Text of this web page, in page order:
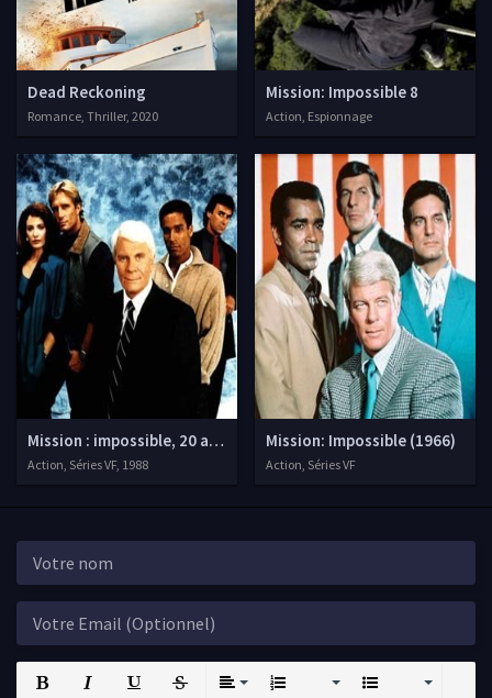
Dead Reckoning
Romance, Thriller, 2020
Mission: Impossible 8
Action, Espionnage
Mission : impossible, 20 ans après
Action, Séries VF, 1988
Mission: Impossible (1966)
Action, Séries VF